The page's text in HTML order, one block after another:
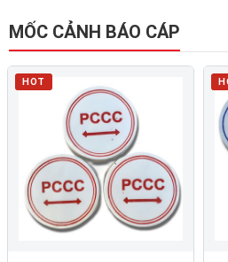
MỐC CẢNH BÁO CÁP
HOT